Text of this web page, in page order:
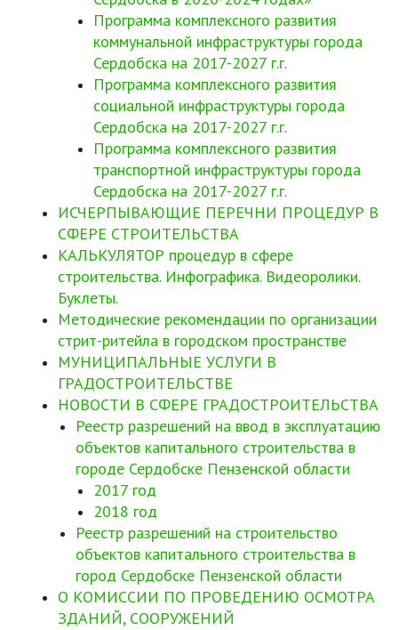
Программа комплексного развития
коммунальной инфраструктуры города
Сердобска на 2017-2027 г.г.
Программа комплексного развития
социальной инфраструктуры города
Сердобска на 2017-2027 г.г.
Программа комплексного развития
транспортной инфраструктуры города
Сердобска на 2017-2027 г.г.
ИСЧЕРПЫВАЮЩИЕ ПЕРЕЧНИ ПРОЦЕДУР В
СФЕРЕ СТРОИТЕЛЬСТВА
КАЛЬКУЛЯТОР процедур в сфере
строительства. Инфографика. Видеоролики.
Буклеты.
Методические рекомендации по организации
стрит-ритейла в городском пространстве
МУНИЦИПАЛЬНЫЕ УСЛУГИ В
ГРАДОСТРОИТЕЛЬСТВЕ
НОВОСТИ В СФЕРЕ ГРАДОСТРОИТЕЛЬСТВА
Реестр разрешений на ввод в эксплуатацию
объектов капитального строительства в
городе Сердобске Пензенской области
2017 год
2018 год
Реестр разрешений на строительство
объектов капитального строительства в
город Сердобске Пензенской области
О КОМИССИИ ПО ПРОВЕДЕНИЮ ОСМОТРА
ЗДАНИЙ, СООРУЖЕНИЙ